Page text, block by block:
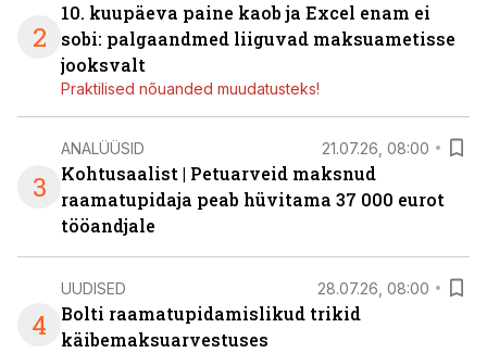
2
10. kuupäeva paine kaob ja Excel enam ei
sobi: palgaandmed liiguvad maksuametisse
jooksvalt
Praktilised nõuanded muudatusteks!
3
ANALÜÜSID 21.07.26, 08:00
Kohtusaalist | Petuarveid maksnud
raamatupidaja peab hüvitama 37 000 eurot
tööandjale
4
UUDISED 28.07.26, 08:00
Bolti raamatupidamislikud trikid
käibemaksuarvestuses